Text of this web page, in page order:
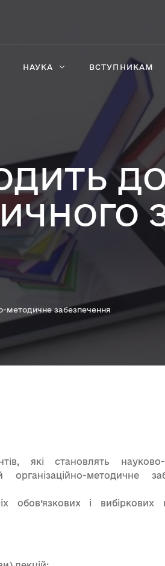
НАУКА ВСТУПНИКАМ
методичне забезпечення
які становлять науково-
методичне
обов’язкових і вибіркових